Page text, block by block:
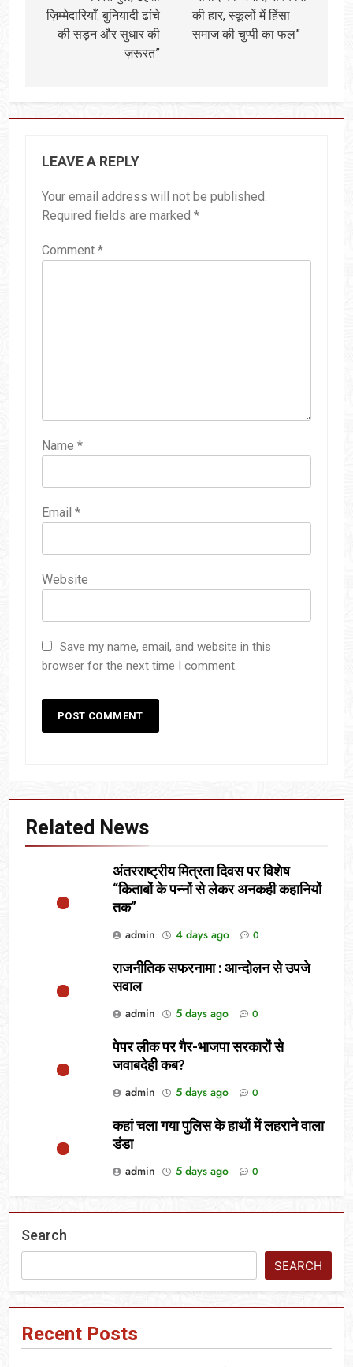
ज़िम्मेदारियाँ: बुनियादी ढांचे
की सड़न और सुधार की
ज़रूरत”
की हार, स्कूलों में हिंसा
समाज की चुप्पी का फल”
LEAVE A REPLY
Your email address will not be published.
Required fields are marked *
Comment *
Name *
Email *
Website
Save my name, email, and website in this
browser for the next time I comment.
Related News
अंतरराष्ट्रीय मित्रता दिवस पर विशेष
“किताबों के पन्नों से लेकर अनकही कहानियों
तक”
admin
4 days ago 0
राजनीतिक सफरनामा : आन्दोलन से उपजे
सवाल
admin
5 days ago 0
पेपर लीक पर गैर-भाजपा सरकारों से
जवाबदेही कब?
admin
5 days ago 0
कहां चला गया पुलिस के हाथों में लहराने वाला
डंडा
admin
5 days ago 0
Search
SEARCH
Recent Posts